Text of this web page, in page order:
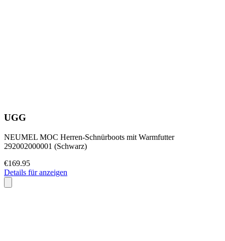
UGG
NEUMEL MOC Herren-Schnürboots mit Warmfutter
292002000001 (Schwarz)
€169.95
Details für anzeigen